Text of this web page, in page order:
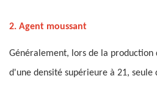
2. Agent moussant
Généralement, lors de la production
d'une densité supérieure à 21, seule